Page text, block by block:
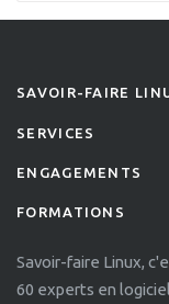
SAVOIR-FAIRE
SERVICES
ENGAGEMENTS
FORMATIONS
Savoir-faire Linux,
60 experts en